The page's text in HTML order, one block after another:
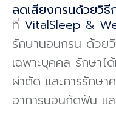
ลดเสียงกรนด้วยวิธี
ที่ VitalSleep &
รักษานอนกรน ด้วย
เฉพาะบุคคล รักษาไ
ผ่าตัด และการรักษา
อาการนอนกัดฟัน แล